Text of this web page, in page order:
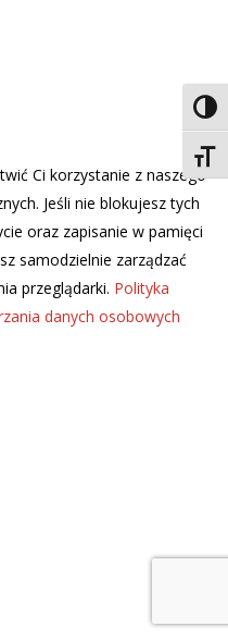
Ci korzystanie z naszego
Jeśli nie blokujesz tych
oraz zapisanie w pamięci
samodzielnie zarządzać
przeglądarki. Polityka
danych osobowych